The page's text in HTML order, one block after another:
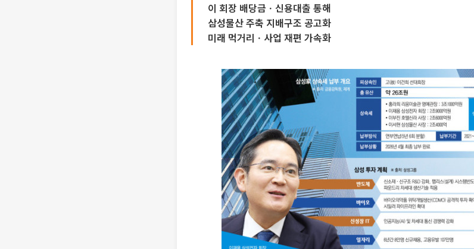
이 회장 배당금ㆍ신용대출 통해
삼성물산 주축 지배구조 공고화
미래 먹거리ㆍ사업 재편 가속화